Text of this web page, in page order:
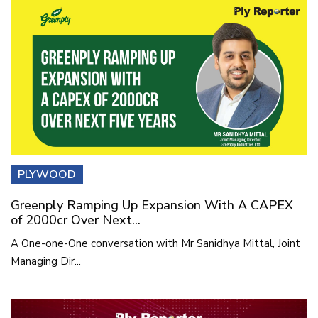
PLYWOOD
Greenply Ramping Up Expansion With A CAPEX
of 2000cr Over Next...
A One-one-One conversation with Mr Sanidhya Mittal, Joint
Managing Dir...